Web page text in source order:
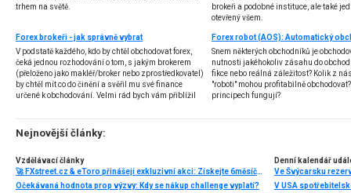
trhem na světě.
brokeři a podobné instituce, ale také
otevřený všem.
Forex brokeři - jak správně vybrat
V podstatě každého, kdo by chtěl obchodovat forex,
čeká jednou rozhodování o tom, s jakým brokerem
(přeloženo jako makléř/broker nebo zprostředkovatel)
by chtěl mít co do činění a svěřil mu své finance
určené k obchodování. Velmi rád bych vám přiblížil
několik příkladů nejznámějších z nich.
Snem některých obchodníků je
nutnosti jakéhokoliv zásahu do
fikce nebo reálná záležitost? Kolik z
"roboti" mohou profitabilně
principech fungují?
Nejnovější články:
Vzdělávací články
🚀 FXstreet.cz & eToro přinášejí exkluzivní akci: Získejte 6měsíční členství ve VIP zóně ZDARMA
Očekávaná hodnota prop výzvy: Kdy se nákup challenge vyplatí?
Denní kalendář
Ve Švýcarsku
V USA